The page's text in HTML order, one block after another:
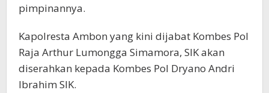
pimpinannya.
Kapolresta Ambon yang kini dijabat Kombes Pol
Raja Arthur Lumongga Simamora, SIK akan
diserahkan kepada Kombes Pol Dryano Andri
Ibrahim SIK.